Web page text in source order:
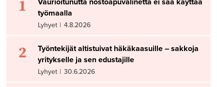
1
työmaalla
Lyhyet | 4.8.2026
2
Työntekijät altistuivat häkäkaasuille – sakkoja
yritykselle ja sen edustajille
Lyhyet | 30.6.2026